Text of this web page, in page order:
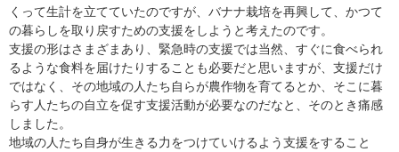
くって生計を立てていたのですが、バナナ栽培を再興して、かつて
の暮らしを取り戻すための支援をしようと考えたのです。
支援の形はさまざまあり、緊急時の支援では当然、すぐに食べられ
るような食料を届けたりすることも必要だと思いますが、支援だけ
ではなく、その地域の人たち自らが農作物を育てるとか、そこに暮
らす人たちの自立を促す支援活動が必要なのだなと、そのとき痛感
しました。
地域の人たち自身が生きる力をつけていけるよう支援をすること